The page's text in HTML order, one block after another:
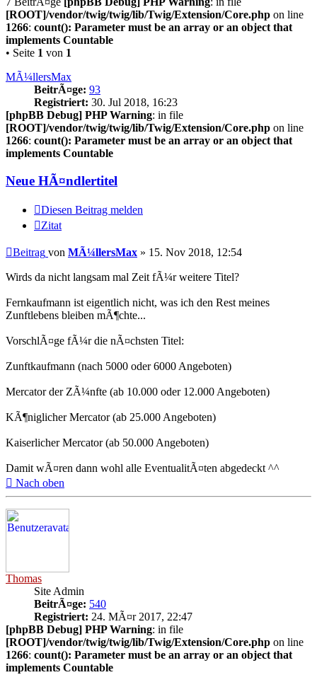
[ROOT]/vendor/twig/twig/lib/Twig/Extension/Core.php on line
1266: count(): Parameter must be an array or an object that
implements Countable
• Seite 1 von 1
MÃ¼llersMax
BeitrÃ¤ge: 93
Registriert: 30. Jul 2018, 16:23
[phpBB Debug] PHP Warning: in file
[ROOT]/vendor/twig/twig/lib/Twig/Extension/Core.php on line
1266: count(): Parameter must be an array or an object that
implements Countable
Neue HÃ¤ndlertitel
Diesen Beitrag melden
Zitat
Beitrag von MÃ¼llersMax » 15. Nov 2018, 12:54
Wirds da nicht langsam mal Zeit fÃ¼r weitere Titel?
Fernkaufmann ist eigentlich nicht, was ich den Rest meines
Zunftlebens bleiben mÃ¶chte...
VorschlÃ¤ge fÃ¼r die nÃ¤chsten Titel:
Zunftkaufmann (nach 5000 oder 6000 Angeboten)
Mercator der ZÃ¼nfte (ab 10.000 oder 12.000 Angeboten)
KÃ¶niglicher Mercator (ab 25.000 Angeboten)
Kaiserlicher Mercator (ab 50.000 Angeboten)
Damit wÃ¤ren dann wohl alle EventualitÃ¤ten abgedeckt ^^
Nach oben
Thomas
Site Admin
BeitrÃ¤ge: 540
Registriert: 24. MÃ¤r 2017, 22:47
[phpBB Debug] PHP Warning: in file
[ROOT]/vendor/twig/twig/lib/Twig/Extension/Core.php on line
1266: count(): Parameter must be an array or an object that
implements Countable